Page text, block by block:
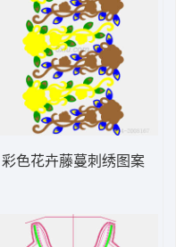
彩色花卉藤蔓刺绣图案